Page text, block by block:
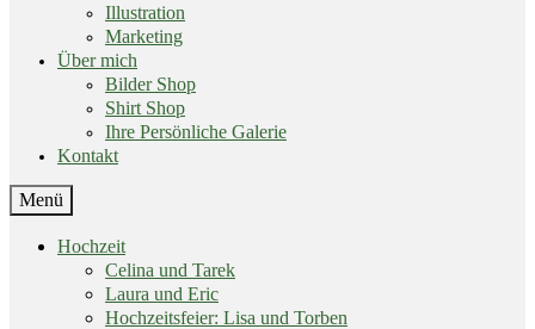
Illustration
Marketing
Über mich
Bilder Shop
Shirt Shop
Ihre Persönliche Galerie
Kontakt
End
of
Menü
Skip
Hochzeit
Celina und Tarek
Laura und Eric
Hochzeitsfeier: Lisa und Torben